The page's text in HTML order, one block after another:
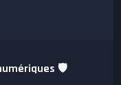
🛡️